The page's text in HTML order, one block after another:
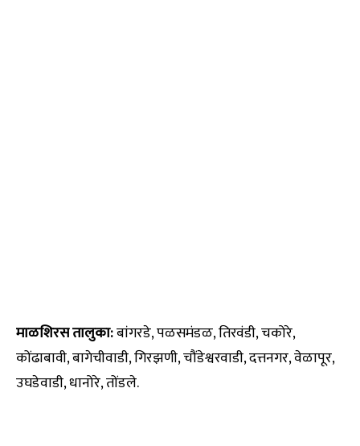
माळशिरस तालुका:बांगरडे, पळसमंडळ, तिरवंडी, चकोरे,
कोंढाबावी, बागेचीवाडी, गिरझणी, चौंडेश्वरवाडी, दत्तनगर, वेळापूर,
उघडेवाडी, धानोरे, तोंडले.